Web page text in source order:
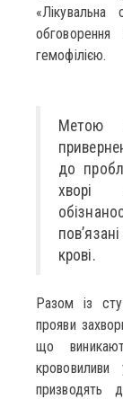
«Лікувальна
гемофілією.
Метою
до
хворі
крові.
Разом із
прояви
що
призводять